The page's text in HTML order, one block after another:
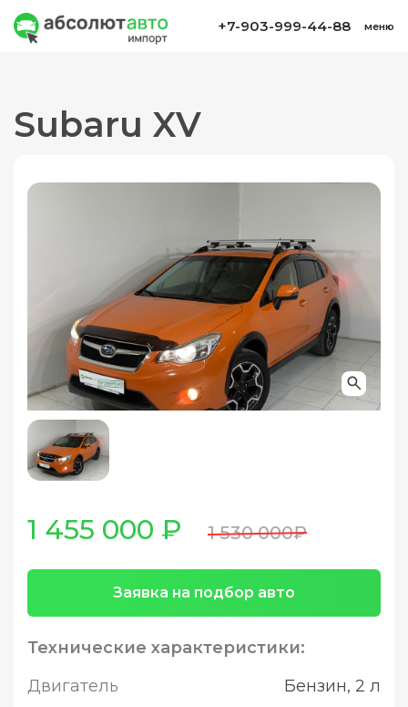
+7-903-999-44-88 меню
Subaru XV
1 455 000 ₽ 1 530 000₽
Заявка на подбор авто
Технические характеристики:
Двигатель
Бензин, 2 л